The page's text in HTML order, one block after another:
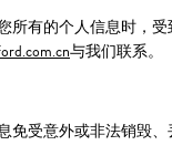
有的个人信息时，
与我们联系。
受意外或非法销毁、